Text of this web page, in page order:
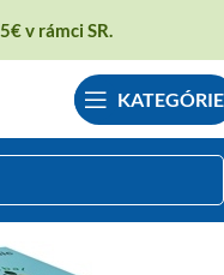
v rámci SR.
KATEGÓRIE